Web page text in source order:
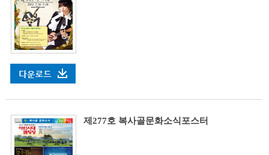
제277호 복사골문화소식포스터